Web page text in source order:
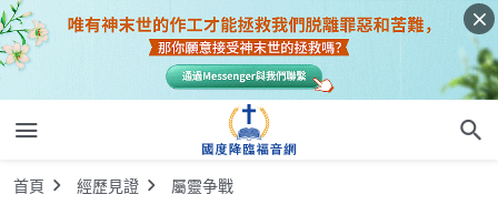
首頁 經歷見證 屬靈争戰